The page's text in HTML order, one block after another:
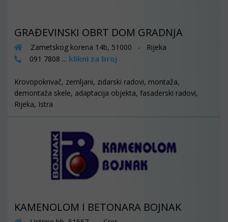
GRAĐEVINSKI OBRT DOM GRADNJA
Zametskog korena 14b, 51000 - Rijeka
091 7808 ... klikni za broj
Krovopokrivač, zemljani, zidarski radovi, montaža,
demontaža skele, adaptacija objekta, fasaderski radovi,
Rijeka, Istra
KAMENOLOM I BETONARA BOJNAK